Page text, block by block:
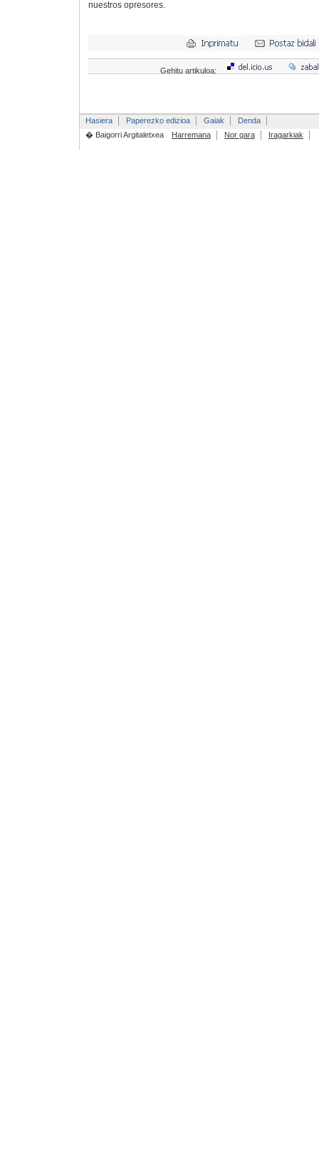
nuestros opresores.
Gehitu artikuloa:
Hasiera Paperezko edizioa Gaiak
Denda
� Baigorri Argitaletxea
Harremana Nor gara Iragarkiak